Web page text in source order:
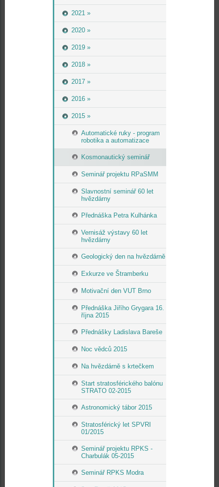
2021 »
2020 »
2019 »
2018 »
2017 »
2016 »
2015 »
Automatické ruky - program
robotika a automatizace
Kosmonautický seminář
Seminář projektu RPaSMM
Slavnostní seminář 60 let
hvězdárny
Přednáška Petra Kulhánka
Vernisáž výstavy 60 let
hvězdárny
Geologický den na hvězdárně
Exkurze ve Štramberku
Motivační den VUT Brno
Přednáška Jiřího Grygara 16.
října 2015
Přednášky Ladislava Bareše
Noc vědců 2015
Na hvězdárně s krtečkem
Start stratosférického balónu
STRATO 02-2015
Astronomický tábor 2015
Stratosférický let SPVRI
01/2015
Seminář projektu RPKS -
Charbulák 05-2015
Seminář RPKS Modra